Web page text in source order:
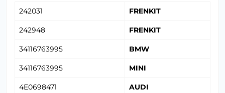
242031 FRENKIT
242948 FRENKIT
34116763995 BMW
34116763995 MINI
4E0698471 AUDI